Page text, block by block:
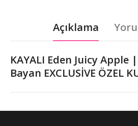
Açıklama
KAYALI Eden Juicy Apple
Bayan EXCLUSİVE ÖZEL